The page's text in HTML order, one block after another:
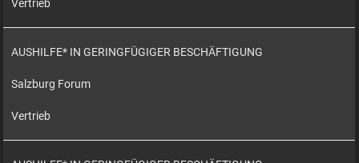
Vertrieb
AUSHILFE* IN GERINGFÜGIGER BESCHÄFTIGUNG
Salzburg Forum
Vertrieb